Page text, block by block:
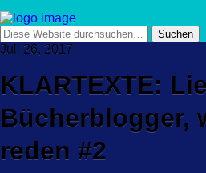
Juli 26, 2017
KLARTEXTE:
Bücherblogger,
reden #2